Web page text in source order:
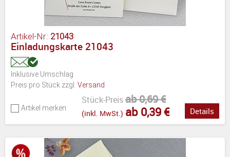
Artikel-Nr.: 21043
Einladungskarte 21043
Inklusive Umschlag
Preis pro Stück zzgl. Versand
Artikel merken
Stück-Preisab 0,69 €
(inkl. MwSt.) ab 0,39 € Details